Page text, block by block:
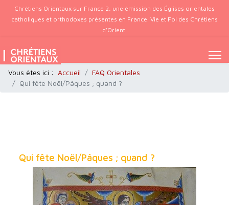
Chrétiens Orientaux sur France 2, une émission des Églises orientales
catholiques et orthodoxes présentes en France. Vie et Foi des Chrétiens
d’Orient.
Vous êtes ici : Accueil
FAQ Orientales
Qui fête Noël/Pâques ; quand ?
Qui fête Noël/Pâques ; quand ?